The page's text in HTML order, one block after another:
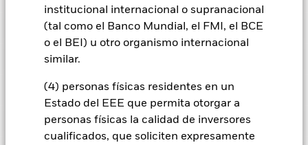
institucional internacional o supranacional
(tal como el Banco Mundial, el FMI, el BCE
o el BEI) u otro organismo internacional
similar.
(4) personas físicas residentes en un
Estado del EEE que permita otorgar a
personas físicas la calidad de inversores
cualificados, que soliciten expresamente
Gráfico de rendimiento
Ver gráfico completo
Rentabilidad
El valor de los títulos de renta variable y los títulos
relacionados con la renta variable se puede ver afectado por
los movimientos diarios del mercado bursátil. Entre otros
factores que influyen están los acontecimientos políticos, las
societarios de importancia.Las inversiones en valores
relacionados con las nuevas energías están sujetas a
problemas medioambientales o de sostenibilidad, impuestos,
reglamentación gubernamental, fluctuaciones en los precios
y suministro.Las inversiones en valores relacionados con las
nuevas energías están sujetas a problemas
Datos clave
Fecha de lanzamiento del
15 mar 2001
Divisa base
Características del Fondo
Número de posiciones
Ratio precio/beneficio
Indicador de riesgo
Posiciones